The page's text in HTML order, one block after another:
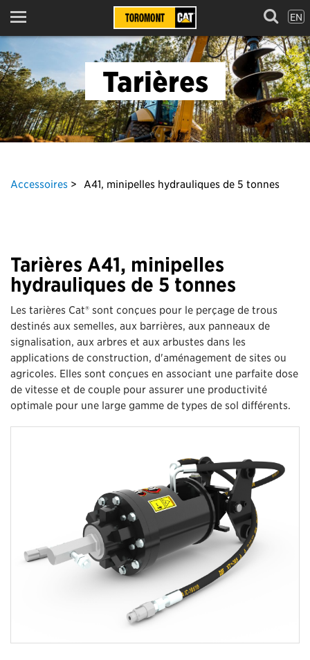
Menu EN
Tarières
Accessoires A41, minipelles hydrauliques de 5 tonnes
Tarières A41, minipelles
hydrauliques de 5 tonnes
Les tarières Cat® sont conçues pour le perçage de trous
destinés aux semelles, aux barrières, aux panneaux de
signalisation, aux arbres et aux arbustes dans les
applications de construction, d'aménagement de sites ou
agricoles. Elles sont conçues en associant une parfaite dose
de vitesse et de couple pour assurer une productivité
optimale pour une large gamme de types de sol différents.